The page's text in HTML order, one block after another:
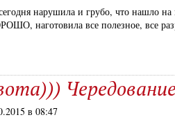
нарушила и грубо, что нашло
наготовила все полезное, все
в 08:47